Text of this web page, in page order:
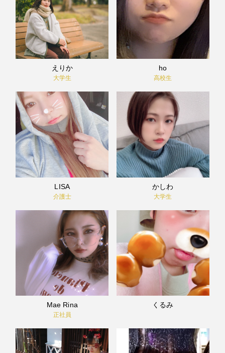
えりか
大学生
ho
高校生
LISA
介護士
かしわ
大学生
Mae Rina
正社員
くるみ